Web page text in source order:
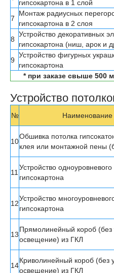
гипсокартона в 1 слой
7
Монтаж радиусных
гипсокартона в 2 слоя
8
Устройство декоративных
гипсокартона (ниш, арок и
9
Устройство фигурных
гипсокартона
* при заказе свыше 500
Устройство
№ Наименование
10
Обшивка потолка
клея или монтажной пены
11
Устройство одноуровневого
гипсокартона
12
Устройство
гипсокартона
13
Прямолинейный короб (без
освещение) из ГКЛ
14
Криволинейный короб (без
освещение) из ГКЛ